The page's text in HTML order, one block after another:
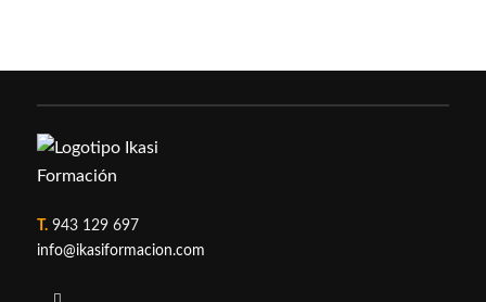
T.943 129 697
info@ikasiformacion.com